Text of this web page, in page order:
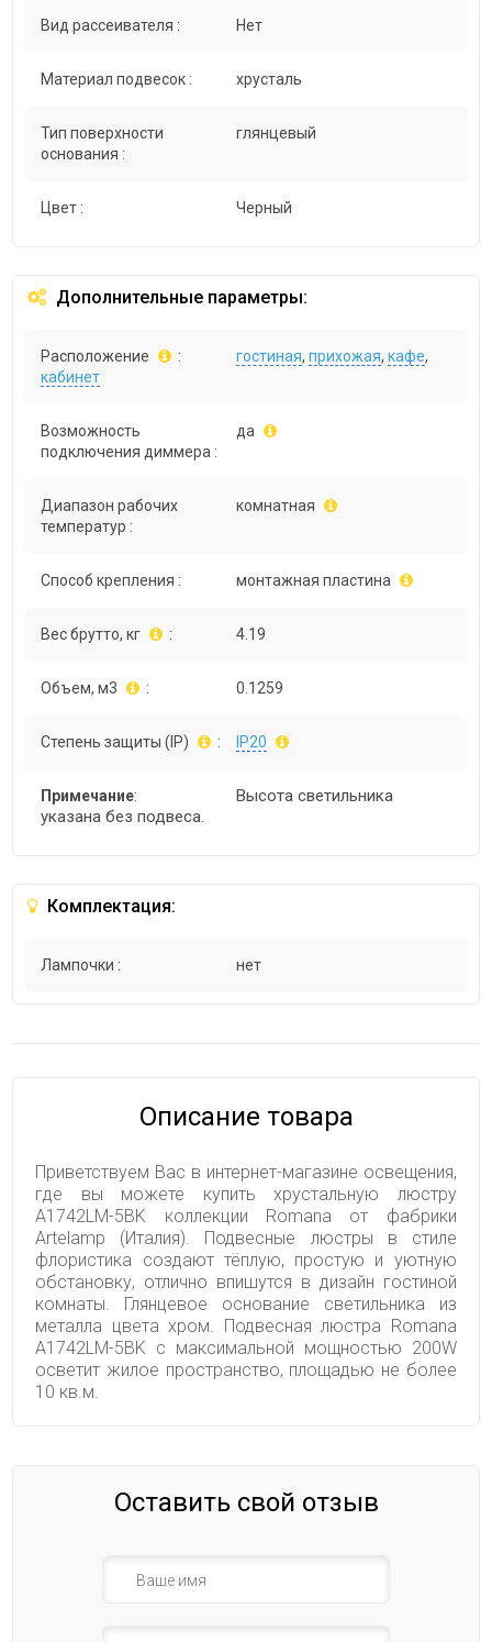
Вид рассеивателя : Нет
Материал подвесок : хрусталь
Тип поверхности
основания :
глянцевый
Цвет : Черный
Дополнительные параметры:
Расположение : гостиная,прихожая,кафе,
кабинет
Возможность
подключения диммера :
да
Диапазон рабочих
температур :
комнатная
Способ крепления : монтажная пластина
Вес брутто, кг : 4.19
Объем, м3 : 0.1259
Степень защиты (IP) : IP20
Примечание:
Высота светильника
указана без подвеса.
Комплектация:
Лампочки : нет
Описание товара
Приветствуем Вас в интернет-магазине освещения,
где вы можете купить хрустальную люстру
A1742LM-5BK коллекции Romana от фабрики
Artelamp (Италия). Подвесные люстры в стиле
флористика создают тёплую, простую и уютную
обстановку, отлично впишутся в дизайн гостиной
комнаты. Глянцевое основание светильника из
металла цвета хром. Подвесная люстра Romana
A1742LM-5BK с максимальной мощностью 200W
осветит жилое пространство, площадью не более
10 кв.м.
Оставить свой отзыв